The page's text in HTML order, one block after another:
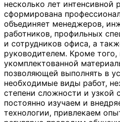
несколько лет интенсивной
сформирована
объединяет менеджеров,
работников, профильных
и сотрудников офиса, а
руководителем. Кроме
укомплектованной
позволяющей выполнять в
необходимые виды работ,
степени сложности и узкой
постоянно изучаем и
технологии, привлекаем